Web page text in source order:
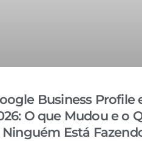
Business Profile
O que Mudou e o
Ninguém Está